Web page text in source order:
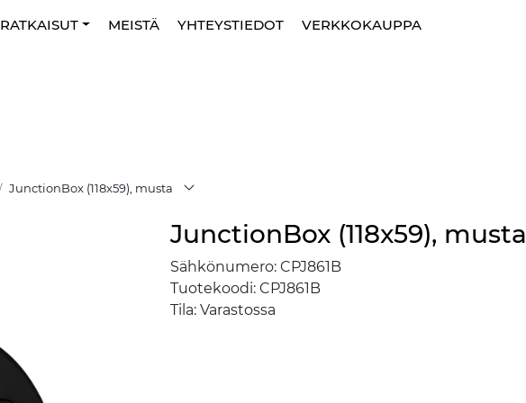
RATKAISUT MEISTÄ YHTEYSTIEDOT VERKKOKAUPPA
JunctionBox (118x59), musta
JunctionBox (118x59), musta
Sähkönumero: CPJ861B
Tuotekoodi: CPJ861B
Tila: Varastossa